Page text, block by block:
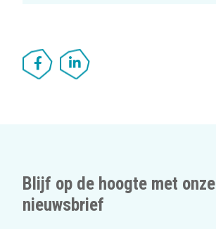
Blijf op de hoogte met onze
nieuwsbrief